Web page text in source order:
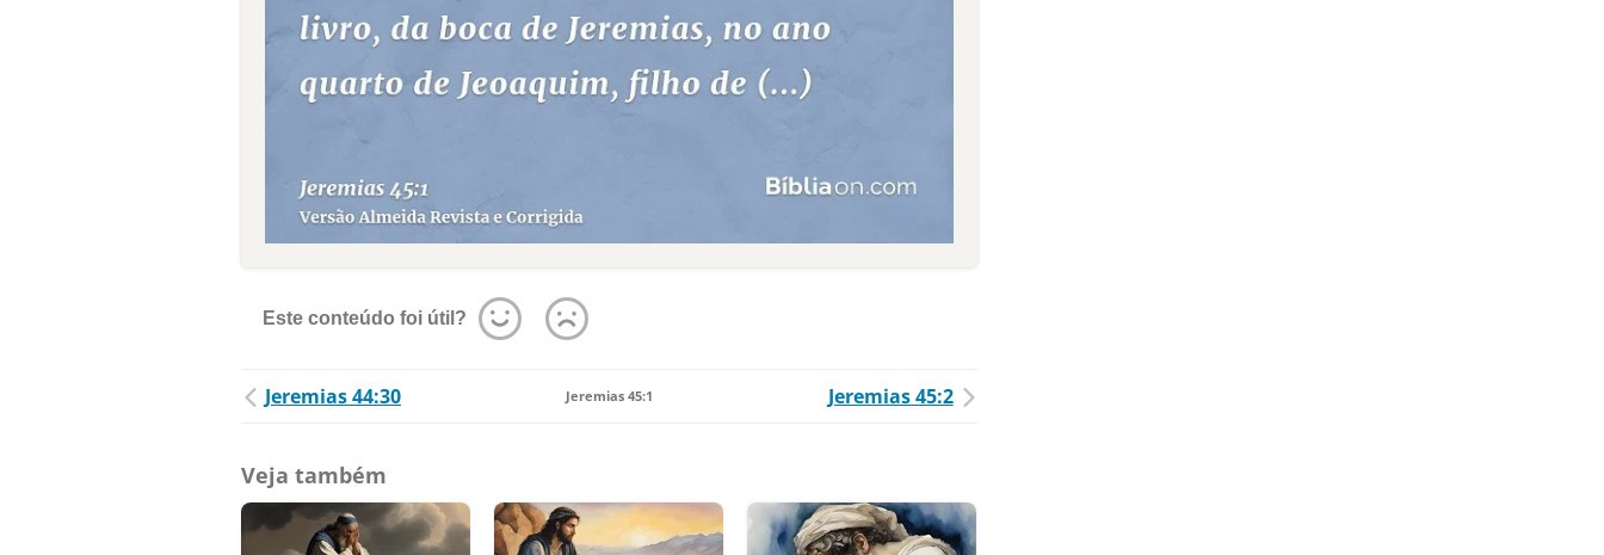
Este conteúdo foi útil?
Jeremias 44:30 Jeremias 45:1 Jeremias 45:2
Veja também